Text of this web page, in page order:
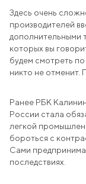
Здесь очень
производителей
дополнительными
которых вы
будем смотреть
никто не отменит.
Ранее РБК
России стала
легкой
бороться с
Сами
последствиях.